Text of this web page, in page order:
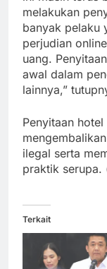
melakukan
banyak pelaku
perjudian
uang.
awal dalam
lainnya,”
Penyitaan
ilegal serta
praktik serupa.
Terkait